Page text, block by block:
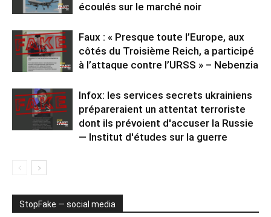
écoulés sur le marché noir
Faux : « Presque toute l’Europe, aux
côtés du Troisième Reich, a participé
à l’attaque contre l’URSS » – Nebenzia
Infox: les services secrets ukrainiens
prépareraient un attentat terroriste
dont ils prévoient d'accuser la Russie
— Institut d'études sur la guerre
StopFake — social media